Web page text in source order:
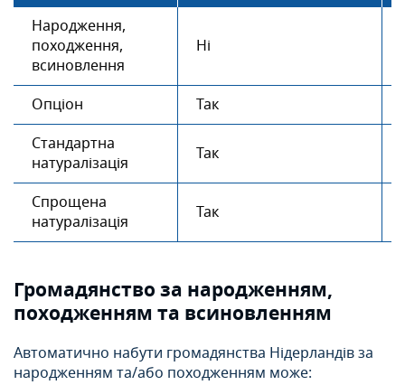
Народження,
походження,
всиновлення
Ні
Опціон Так
Стандартна
натуралізація
Так
Спрощена
натуралізація
Так
Громадянство за народженням,
походженням та всиновленням
Автоматично набути громадянства Нідерландів за
народженням та/або походженням може: